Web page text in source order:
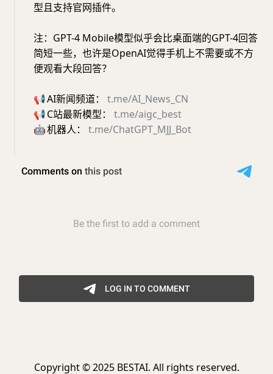
型且支持官网插件。
注：GPT-4 Mobile模型似乎会比桌面端的GPT-4回答
简短一些，也许是OpenAI觉得手机上不需要或不方
便观看大段回答？
📢AI新闻频道： t.me/AI_News_CN
📢C站最新模型： t.me/aigc_best
🤖机器人： t.me/ChatGPT_MJJ_Bot
Copyright © 2025 BESTAI. All rights reserved.